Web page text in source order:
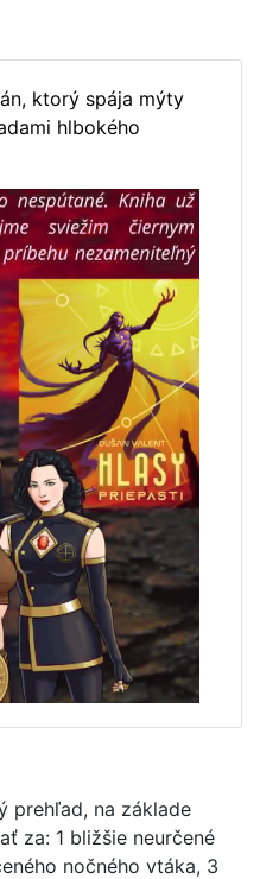
ktorý spája mýty
hlbokého
prehľad, na základe
za: 1 bližšie neurčené
nočného vtáka, 3